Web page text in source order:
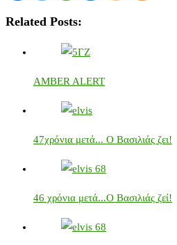
Related Posts:
AMBER ALERT
47χρόνια μετά... Ο Βασιλιάς ζει!
46 χρόνια μετά...Ο Βασιλιάς ζεί!